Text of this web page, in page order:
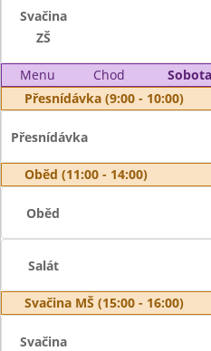
Svačina
ZŠ
Menu Chod
Přesnídávka (9:00 - 10:00)
Přesnídávka
Oběd (11:00 - 14:00)
Oběd
Salát
Svačina MŠ (15:00 - 16:00)
Svačina